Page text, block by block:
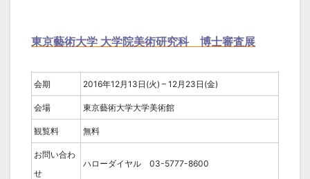
東京藝術大学 大学院美術研究科 博士審査展
会期 2016年12月13日(火) – 12月23日(金)
会場 東京藝術大学大学美術館
観覧料 無料
お問い合わ
せ
ハローダイヤル 03-5777-8600